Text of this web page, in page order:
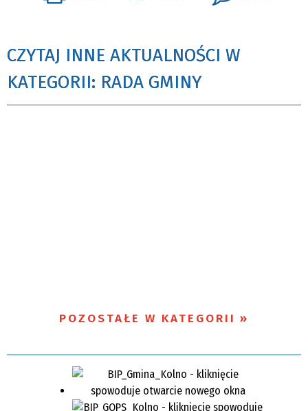
CZYTAJ INNE AKTUALNOŚCI W
KATEGORII: RADA GMINY
POZOSTAŁE W KATEGORII